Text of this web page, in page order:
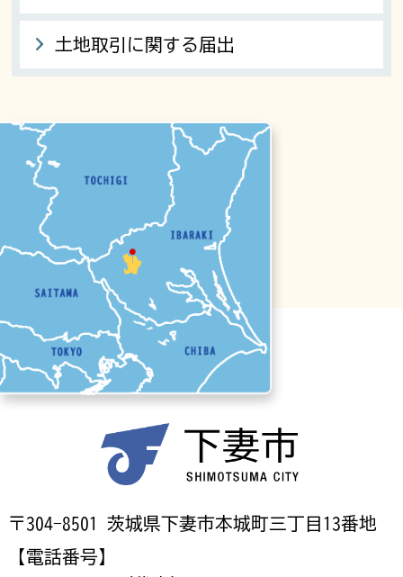
土地取引に関する届出
〒304-8501 茨城県下妻市本城町三丁目13番地
【電話番号】